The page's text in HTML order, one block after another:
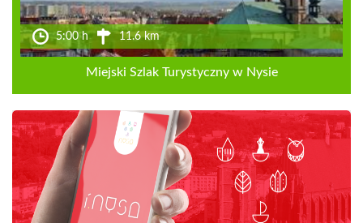
5:00 h 11.6 km
Miejski Szlak Turystyczny w Nysie